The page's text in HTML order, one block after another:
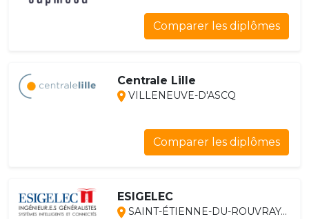
Comparer les diplômes
Centrale Lille
VILLENEUVE-D'ASCQ
Comparer les diplômes
ESIGELEC
SAINT-ÉTIENNE-DU-ROUVRAY...